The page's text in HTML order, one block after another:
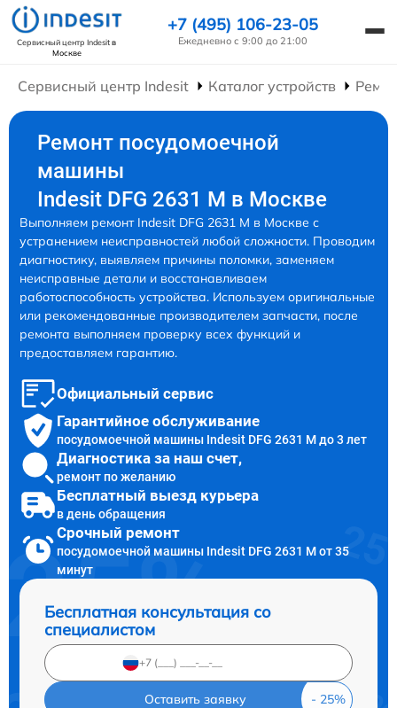
Сервисный центр Indesitв
Москве
+7 (495) 106-23-05
Ежедневно с 9:00 до 21:00
Сервисный центр Indesit Каталог устройств
Ремонт посудомоечной
машины
Indesit DFG 2631 M в Москве
Выполняем ремонт Indesit DFG 2631 M в Москве с
устранением неисправностей любой сложности. Проводим
диагностику, выявляем причины поломки, заменяем
неисправные детали и восстанавливаем
работоспособность устройства. Используем оригинальные
или рекомендованные производителем запчасти, после
ремонта выполняем проверку всех функций и
предоставляем гарантию.
Официальный сервис
Гарантийное обслуживание
посудомоечной машины Indesit DFG 2631 M до 3 лет
Диагностика за наш счет,
ремонт по желанию
Бесплатный выезд курьера
в день обращения
Срочный ремонт
посудомоечной машины Indesit DFG 2631 M от 35
минут
Бесплатная консультация со
специалистом
Оставить заявку